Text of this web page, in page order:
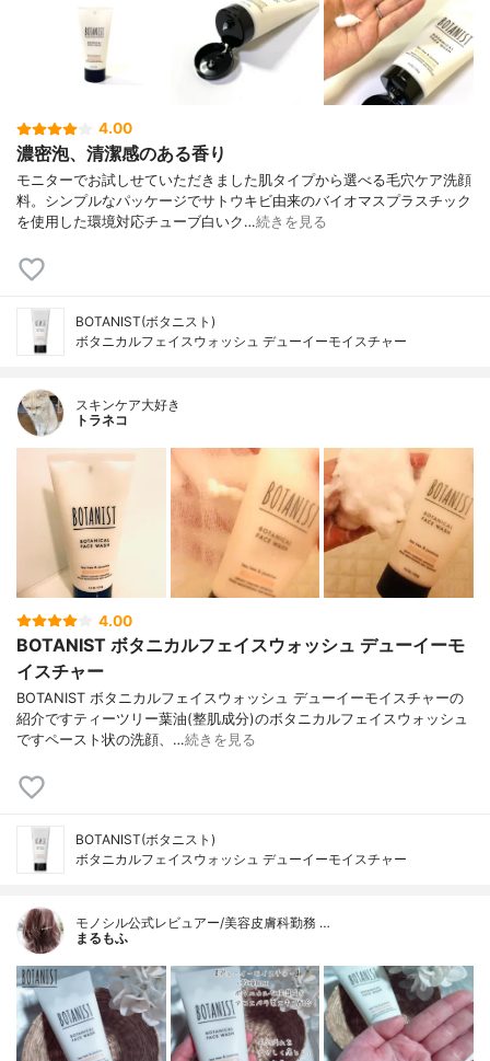
4.00
濃密泡、清潔感のある香り
モニターでお試しせていただきました肌タイプから選べる毛穴ケア洗顔
料。シンプルなパッケージでサトウキビ由来のバイオマスプラスチック
を使用した環境対応チューブ白いク…続きを見る
BOTANIST(ボタニスト)
ボタニカルフェイスウォッシュ デューイーモイスチャー
スキンケア大好き
トラネコ
4.00
BOTANIST ボタニカルフェイスウォッシュ デューイーモ
イスチャー
BOTANIST ボタニカルフェイスウォッシュ デューイーモイスチャーの
紹介ですティーツリー葉油(整肌成分)のボタニカルフェイスウォッシュ
ですペースト状の洗顔、…続きを見る
BOTANIST(ボタニスト)
ボタニカルフェイスウォッシュ デューイーモイスチャー
モノシル公式レビュアー/美容皮膚科勤務 …
まるもふ